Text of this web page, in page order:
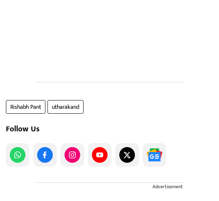
Rishabh Pant utharakand
Follow Us
Advertisement